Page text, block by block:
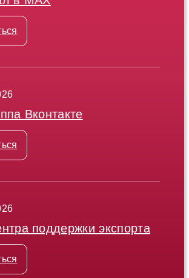
Вконтакте
поддержки экспорта